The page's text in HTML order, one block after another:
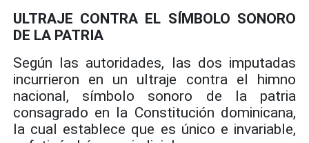
ULTRAJE CONTRA EL SÍMBOLO SONORO
DE LA PATRIA
Según las autoridades, las dos imputadas
incurrieron en un ultraje contra el himno
nacional, símbolo sonoro de la patria
consagrado en la Constitución dominicana,
la cual establece que es único e invariable,